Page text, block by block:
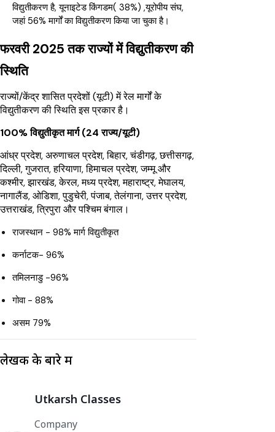
विद्युतीकरण है, यूनाइटेड किंगडम( 38%) ,यूरोपीय संघ,
जहां 56% मार्गों का विद्युतीकरण किया जा चुका है।
फरवरी 2025 तक राज्यों में विद्युतीकरण की
स्थिति
राज्यों/केंद्र शासित प्रदेशों (यूटी) में रेल मार्गों के
विद्युतीकरण की स्थिति इस प्रकार है।
100% विद्युतीकृत मार्ग (24 राज्य/यूटी)
आंध्र प्रदेश, अरुणाचल प्रदेश, बिहार, चंडीगढ़, छत्तीसगढ़,
दिल्ली, गुजरात, हरियाणा, हिमाचल प्रदेश, जम्मू और
कश्मीर, झारखंड, केरल, मध्य प्रदेश, महाराष्ट्र, मेघालय,
नागालैंड, ओडिशा, पुडुचेरी, पंजाब, तेलंगाना, उत्तर प्रदेश,
उत्तराखंड, त्रिपुरा और पश्चिम बंगाल।
राजस्थान - 98% मार्ग विद्युतीकृत
कर्नाटक- 96%
तमिलनाडु -96%
गोवा - 88%
असम 79%
लेखक के बारे में
Utkarsh Classes
Company